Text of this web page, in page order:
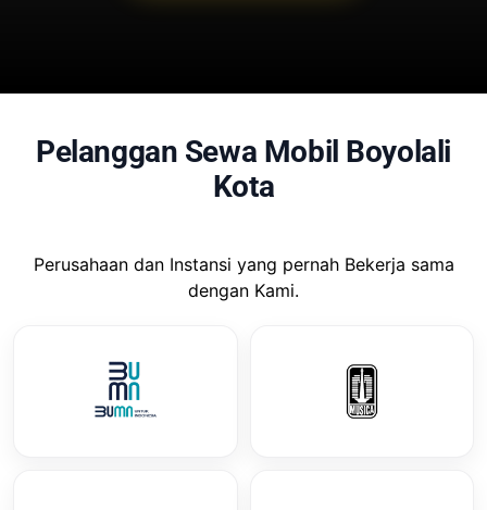
Pelanggan Sewa Mobil Boyolali
Kota
Perusahaan dan Instansi yang pernah Bekerja sama
dengan Kami.